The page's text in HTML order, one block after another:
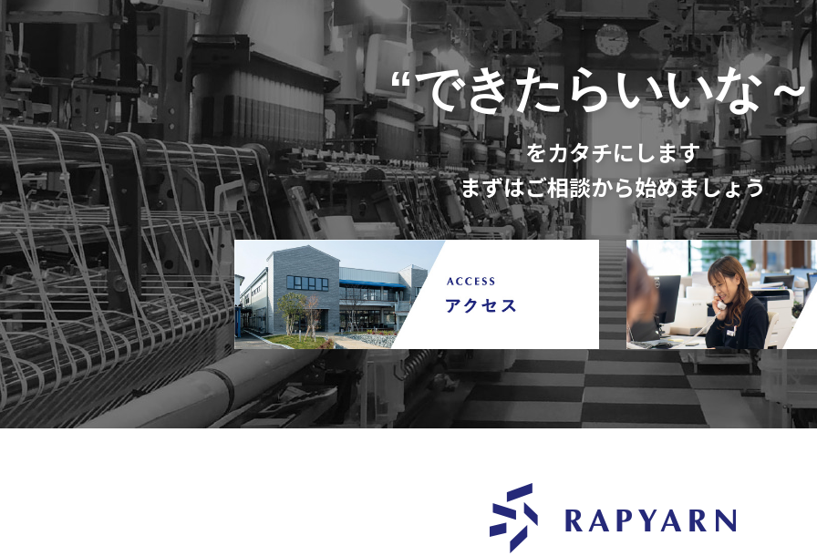
“できたらいいな
をカタチにします
まずはご相談から始めましょう